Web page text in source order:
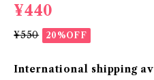
¥440
¥550 20%OFF
International shipping